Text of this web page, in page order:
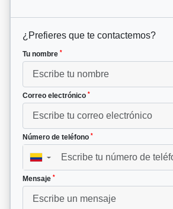
¿Prefieres que te contactemos?
Tu nombre *
Correo electrónico *
Número de teléfono *
▼
Mensaje *